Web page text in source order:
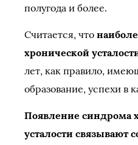
полугода и более.
Считается, что
хронической
лет, как правило,
образование, успехи в
Появление синдрома
усталости связывают